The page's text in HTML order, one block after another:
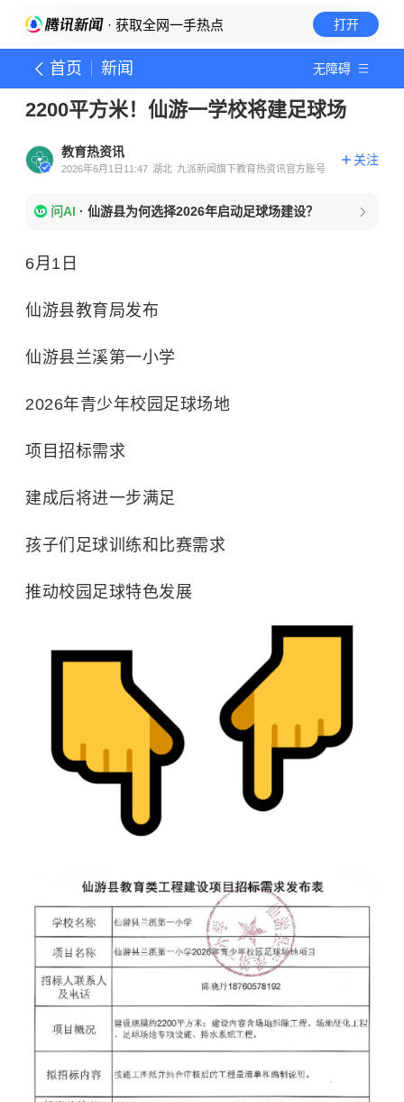
· 获取全网一手热点 打开
首页 新闻 无障碍
2200平方米！仙游一学校将建足球场
教育热资讯
2026年6月1日11:47 湖北 九派新闻旗下教育热资讯官方账号
关注
问AI · 仙游县为何选择2026年启动足球场建设？
6月1日
仙游县教育局发布
仙游县兰溪第一小学
2026年青少年校园足球场地
项目招标需求
建成后将进一步满足
孩子们足球训练和比赛需求
推动校园足球特色发展